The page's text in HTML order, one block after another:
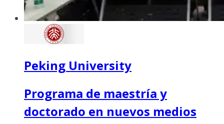
Peking University
Programa de maestría y
doctorado en nuevos medios